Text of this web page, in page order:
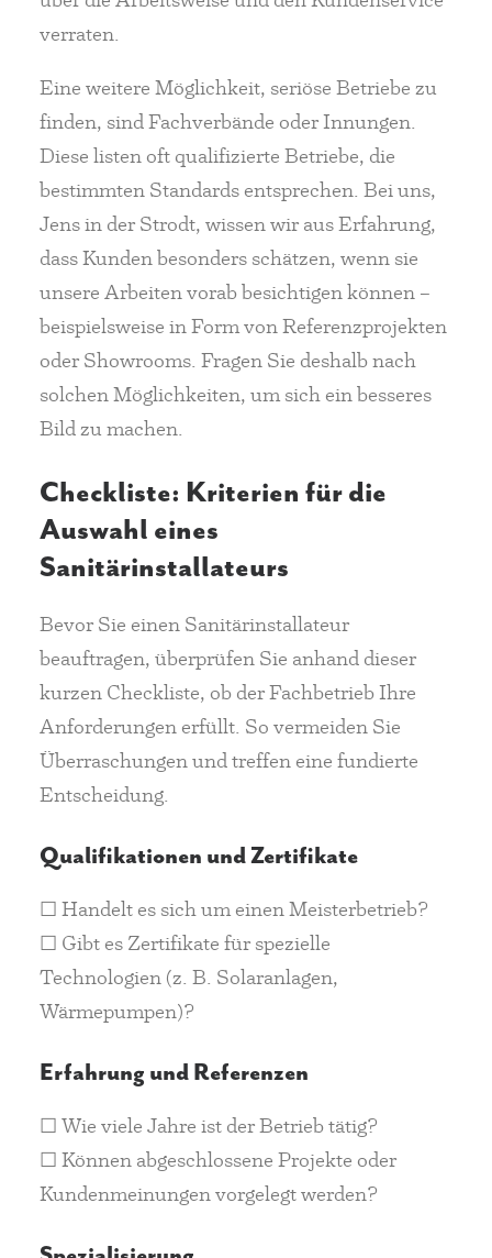
verraten.
Eine weitere Möglichkeit, seriöse Betriebe zu
finden, sind Fachverbände oder Innungen.
Diese listen oft qualifizierte Betriebe, die
bestimmten Standards entsprechen. Bei uns,
Jens in der Strodt, wissen wir aus Erfahrung,
dass Kunden besonders schätzen, wenn sie
unsere Arbeiten vorab besichtigen können –
beispielsweise in Form von Referenzprojekten
oder Showrooms. Fragen Sie deshalb nach
solchen Möglichkeiten, um sich ein besseres
Bild zu machen.
Checkliste: Kriterien für die
Auswahl eines
Sanitärinstallateurs
Bevor Sie einen Sanitärinstallateur
beauftragen, überprüfen Sie anhand dieser
kurzen Checkliste, ob der Fachbetrieb Ihre
Anforderungen erfüllt. So vermeiden Sie
Überraschungen und treffen eine fundierte
Entscheidung.
Qualifikationen und Zertifikate
☐ Handelt es sich um einen Meisterbetrieb?
☐ Gibt es Zertifikate für spezielle
Technologien (z. B. Solaranlagen,
Wärmepumpen)?
Erfahrung und Referenzen
☐ Wie viele Jahre ist der Betrieb tätig?
☐ Können abgeschlossene Projekte oder
Kundenmeinungen vorgelegt werden?